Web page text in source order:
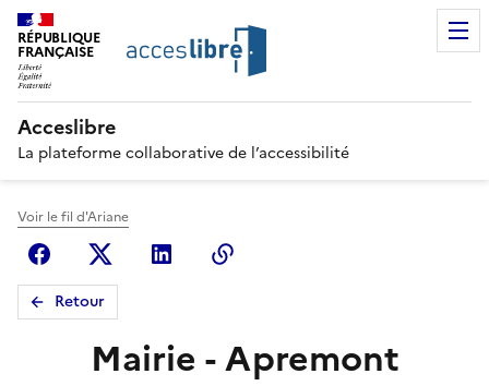
RÉPUBLIQUE
FRANÇAISE
Acceslibre
La plateforme collaborative de l’accessibilité
Voir le fil d'Ariane
FacebookX (anciennement Twitter)
Linkedin
Retour
Mairie - Apremont